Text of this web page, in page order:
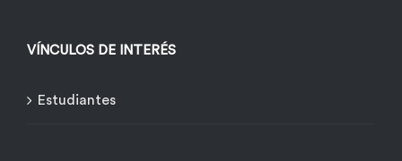
VÍNCULOS DE INTERÉS
Estudiantes